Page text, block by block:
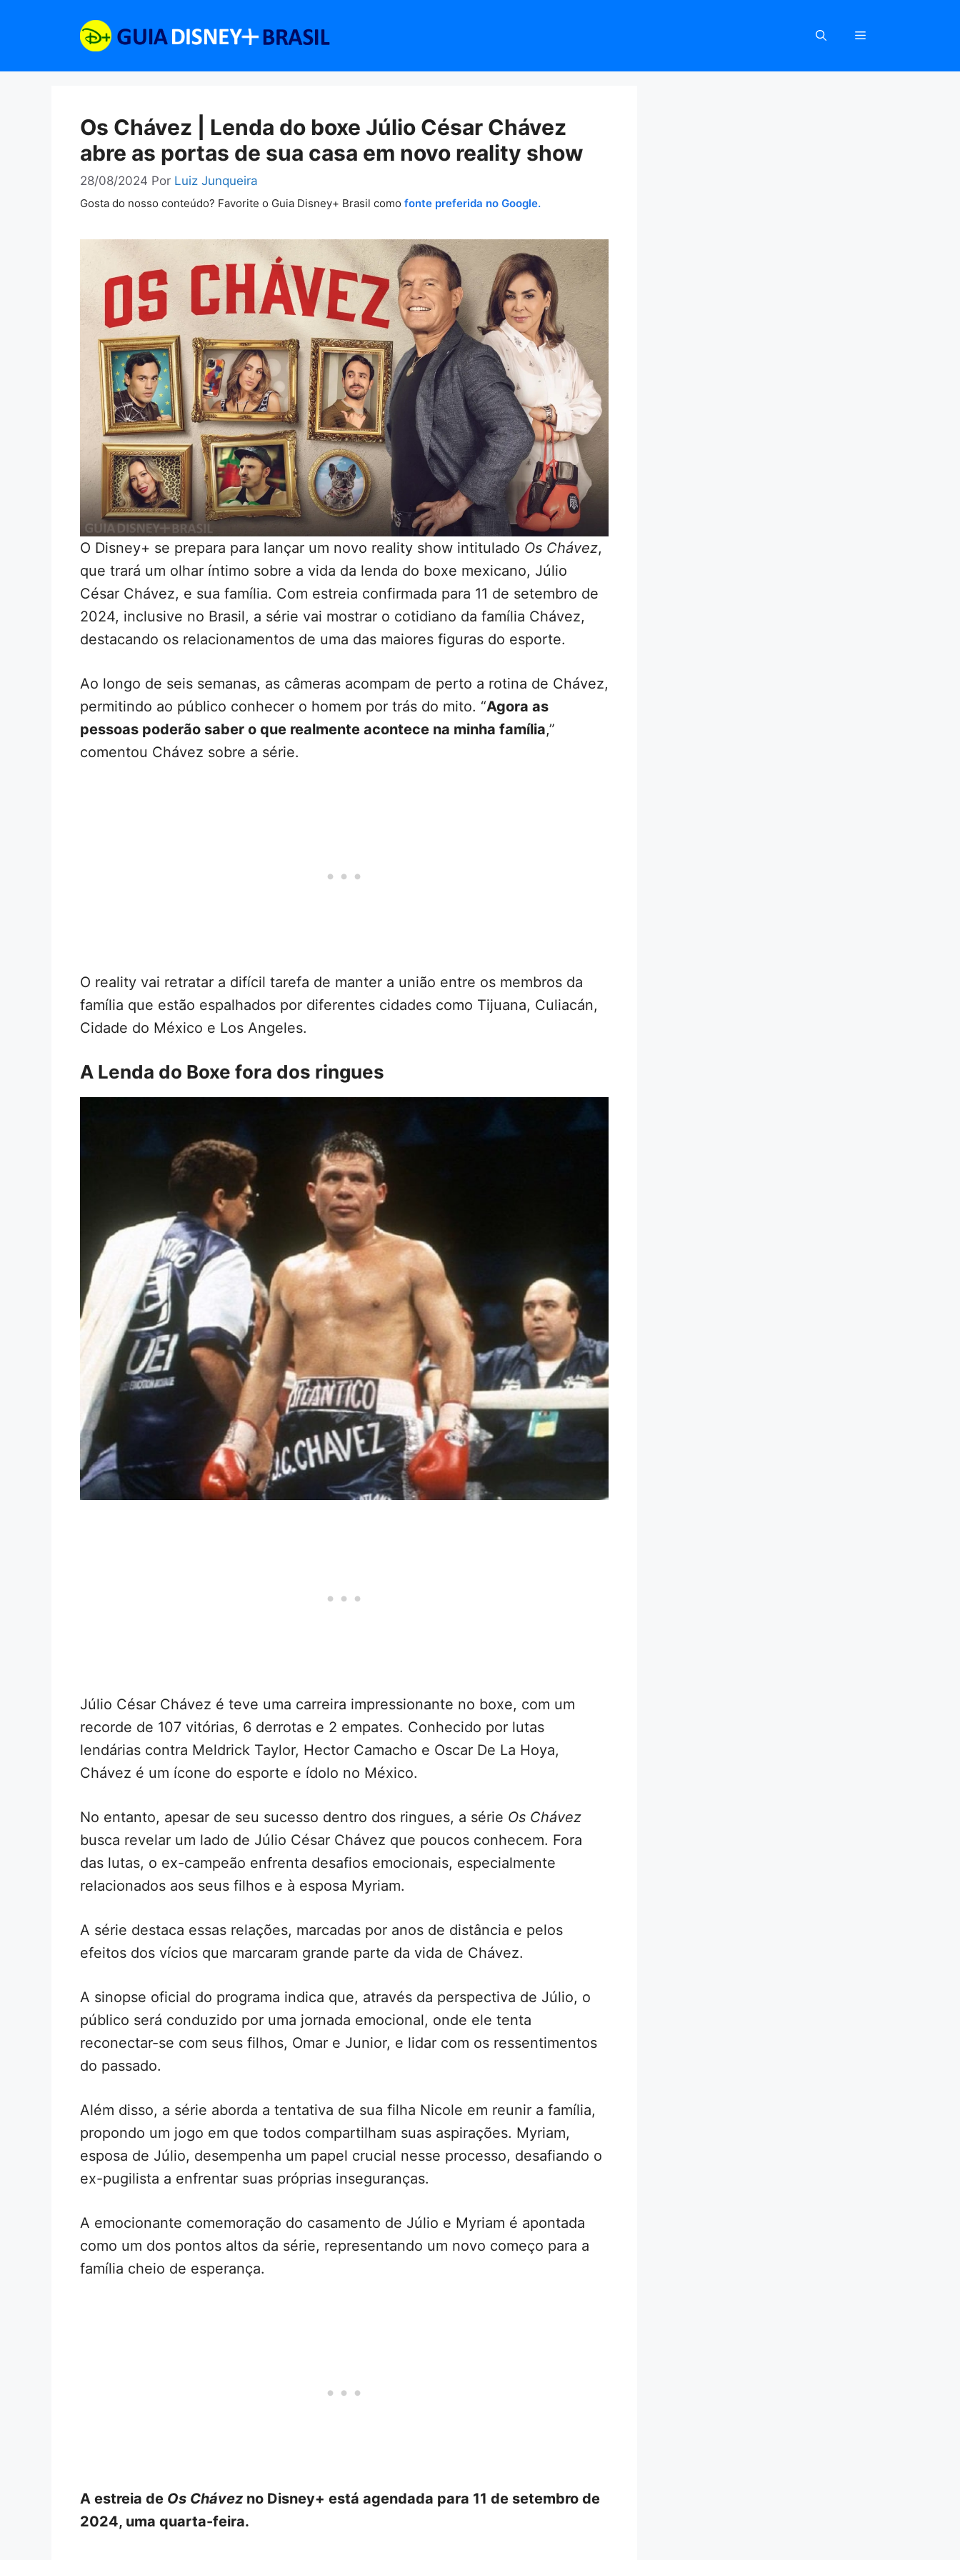
Os Chávez | Lenda do boxe Júlio César Chávez
abre as portas de sua casa em novo reality show
28/08/2024 Por Luiz Junqueira
Gosta do nosso conteúdo? Favorite o Guia Disney+ Brasil como fonte preferida no Google.
O Disney+ se prepara para lançar um novo reality show intitulado Os Chávez,
que trará um olhar íntimo sobre a vida da lenda do boxe mexicano, Júlio
César Chávez, e sua família. Com estreia confirmada para 11 de setembro de
2024, inclusive no Brasil, a série vai mostrar o cotidiano da família Chávez,
destacando os relacionamentos de uma das maiores figuras do esporte.
Ao longo de seis semanas, as câmeras acompam de perto a rotina de Chávez,
permitindo ao público conhecer o homem por trás do mito. “Agora as
pessoas poderão saber o que realmente acontece na minha família,”
comentou Chávez sobre a série.
O reality vai retratar a difícil tarefa de manter a união entre os membros da
família que estão espalhados por diferentes cidades como Tijuana, Culiacán,
Cidade do México e Los Angeles.
A Lenda do Boxe fora dos ringues
Júlio César Chávez é teve uma carreira impressionante no boxe, com um
recorde de 107 vitórias, 6 derrotas e 2 empates. Conhecido por lutas
lendárias contra Meldrick Taylor, Hector Camacho e Oscar De La Hoya,
Chávez é um ícone do esporte e ídolo no México.
No entanto, apesar de seu sucesso dentro dos ringues, a série Os Chávez
busca revelar um lado de Júlio César Chávez que poucos conhecem. Fora
das lutas, o ex-campeão enfrenta desafios emocionais, especialmente
relacionados aos seus filhos e à esposa Myriam.
A série destaca essas relações, marcadas por anos de distância e pelos
efeitos dos vícios que marcaram grande parte da vida de Chávez.
A sinopse oficial do programa indica que, através da perspectiva de Júlio, o
público será conduzido por uma jornada emocional, onde ele tenta
reconectar-se com seus filhos, Omar e Junior, e lidar com os ressentimentos
do passado.
Além disso, a série aborda a tentativa de sua filha Nicole em reunir a família,
propondo um jogo em que todos compartilham suas aspirações. Myriam,
esposa de Júlio, desempenha um papel crucial nesse processo, desafiando o
ex-pugilista a enfrentar suas próprias inseguranças.
A emocionante comemoração do casamento de Júlio e Myriam é apontada
como um dos pontos altos da série, representando um novo começo para a
família cheio de esperança.
A estreia de Os Chávez no Disney+ está agendada para 11 de setembro de
2024, uma quarta-feira.